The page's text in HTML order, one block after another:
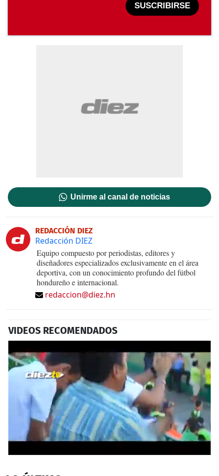
SUSCRIBIRSE
Unirme al canal de noticias
REDACCIÓN DIEZ
Redacción DIEZ
Equipo compuesto por periodistas, editores y
diseñadores especializados exclusivamente en el área
deportiva, con un conocimiento profundo del fútbol
hondureño e internacional.
redaccion@diez.hn
VIDEOS RECOMENDADOS
of